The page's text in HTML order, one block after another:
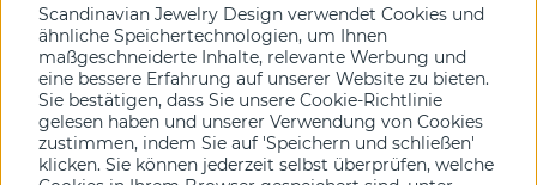
hier an.
Ja bitte!
Scandinavian Jewelry Design verwendet Cookies und
ähnliche Speichertechnologien, um Ihnen
maßgeschneiderte Inhalte, relevante Werbung und
eine bessere Erfahrung auf unserer Website zu bieten.
Sie bestätigen, dass Sie unsere Cookie-Richtlinie
gelesen haben und unserer Verwendung von Cookies
zustimmen, indem Sie auf 'Speichern und schließen'
klicken. Sie können jederzeit selbst überprüfen, welche